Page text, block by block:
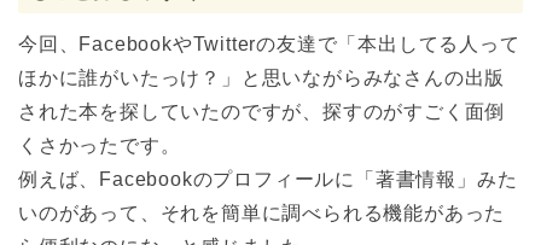
今回、FacebookやTwitterの友達で「本出してる人って
ほかに誰がいたっけ？」と思いながらみなさんの出版
された本を探していたのですが、探すのがすごく面倒
くさかったです。
例えば、Facebookのプロフィールに「著書情報」みた
いのがあって、それを簡単に調べられる機能があった